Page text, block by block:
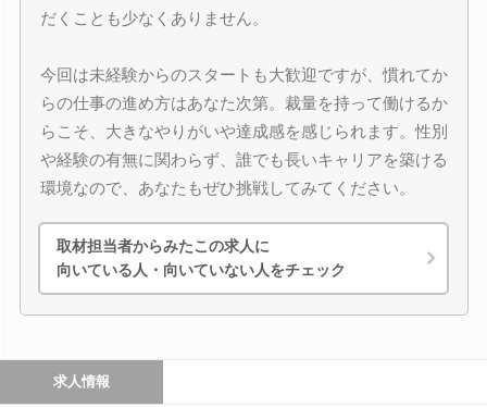
だくことも少なくありません。
今回は未経験からのスタートも大歓迎ですが、慣れてか
らの仕事の進め方はあなた次第。裁量を持って働けるか
らこそ、大きなやりがいや達成感を感じられます。性別
や経験の有無に関わらず、誰でも長いキャリアを築ける
環境なので、あなたもぜひ挑戦してみてください。
取材担当者からみたこの求人に
向いている人・向いていない人をチェック
求人情報